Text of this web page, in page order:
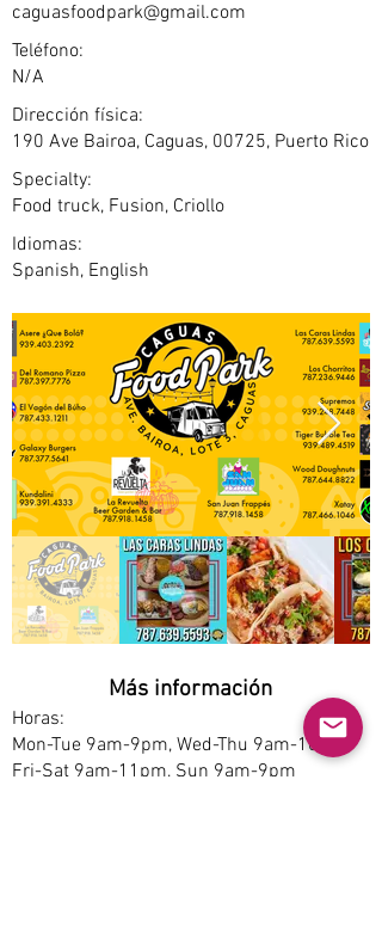
caguasfoodpark@gmail.com
Teléfono:
N/A
Dirección física:
190 Ave Bairoa, Caguas, 00725, Puerto Rico
Specialty:
Food truck, Fusion, Criollo
Idiomas:
Spanish, English
Más información
Horas:
Mon-Tue 9am-9pm, Wed-Thu 9am-10pm,
Fri-Sat 9am-11pm, Sun 9am-9pm